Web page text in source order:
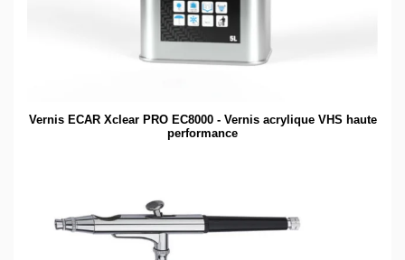
Vernis ECAR Xclear PRO EC8000 - Vernis acrylique VHS haute
performance